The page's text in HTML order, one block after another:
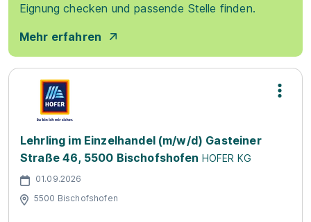
Eignung checken und passende Stelle finden.
Mehr erfahren
Lehrling im Einzelhandel (m/w/d) Gasteiner
Straße 46, 5500 Bischofshofen HOFER KG
01.09.2026
5500 Bischofshofen